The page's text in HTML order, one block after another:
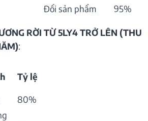
Đổi sản phẩm
95%
RỜI TỪ 5LY4 TRỞ LÊN (THU
:
Tỷ lệ
80%